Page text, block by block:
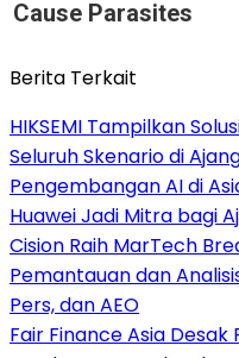
Cause Parasites
Berita Terkait
HIKSEMI Tampilkan
Seluruh Skenario di
Pengembangan AI di
Huawei Jadi Mitra bagi
Cision Raih MarTech
Pemantauan dan
Pers, dan AEO
Fair Finance Asia